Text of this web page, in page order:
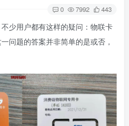
0 7992 443
少用户都有这样的疑问：物联卡
问题的答案并非简单的是或否，